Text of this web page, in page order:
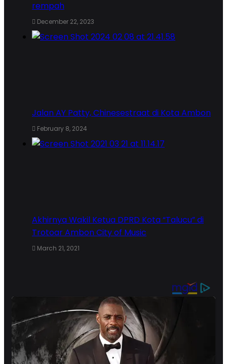
rempah
December 22, 2023
Jalan AY Patty, Chinesestraat di Kota Ambon
February 8, 2024
Akhirnya Wakil Ketua DPRD Kota “Talucu” di
Trotoar Ambon City of Music
March 21, 2021